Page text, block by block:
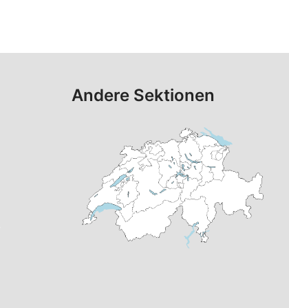
Andere Sektionen